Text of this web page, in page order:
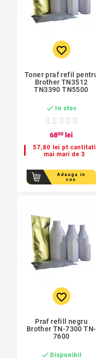
favorite_border
Toner praf refil
Brother TN3512
TN3390 TN5500
 In stoc
6800 lei
57,80 lei pt cantitati
mai mari de 3
Adauga in
cos
favorite_border
Praf refill negru
Brother TN-7300 TN-
7600
 Disponibil